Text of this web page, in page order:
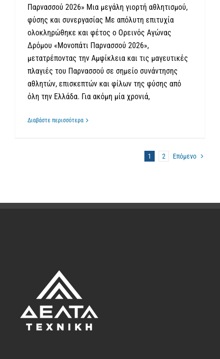
Παρνασσού 2026» Μια μεγάλη γιορτή αθλητισμού,
φύσης και συνεργασίας Με απόλυτη επιτυχία
ολοκληρώθηκε και φέτος ο Ορεινός Αγώνας
Δρόμου «Μονοπάτι Παρνασσού 2026»,
μετατρέποντας την Αμφίκλεια και τις μαγευτικές
πλαγιές του Παρνασσού σε σημείο συνάντησης
αθλητών, επισκεπτών και φίλων της φύσης από
όλη την Ελλάδα. Για ακόμη μία χρονιά,
Διαβάστε περισσότερα
1 2 Επόμενο